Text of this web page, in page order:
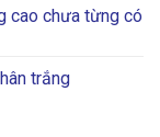
cao chưa từng có
trắng